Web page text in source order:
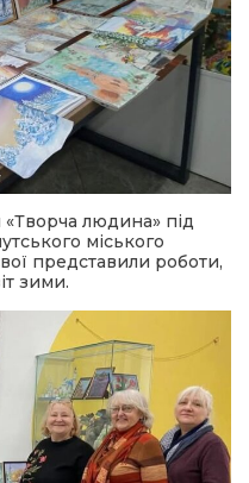
«Творча людина» під
міського
представили роботи,
зими.